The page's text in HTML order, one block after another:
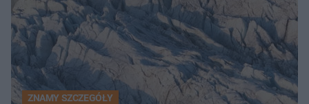
ZNAMY SZCZEGÓŁY